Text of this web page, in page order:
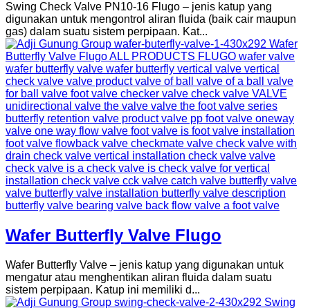
Swing Check Valve PN10-16 Flugo – jenis katup yang
digunakan untuk mengontrol aliran fluida (baik cair maupun
gas) dalam suatu sistem perpipaan. Kat...
Wafer Butterfly Valve Flugo
Wafer Butterfly Valve – jenis katup yang digunakan untuk
mengatur atau menghentikan aliran fluida dalam suatu
sistem perpipaan. Katup ini memiliki d...